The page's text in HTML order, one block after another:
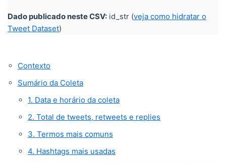
Dado publicado neste CSV: id_str (veja como hidratar o
Tweet Dataset)
Contexto
Sumário da Coleta
1. Data e horário da coleta
2. Total de tweets, retweets e replies
3. Termos mais comuns
4. Hashtags mais usadas